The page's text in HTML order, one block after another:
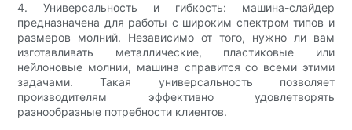
4. Универсальность и гибкость: машина-слайдер
предназначена для работы с широким спектром типов и
размеров молний. Независимо от того, нужно ли вам
изготавливать металлические, пластиковые или
нейлоновые молнии, машина справится со всеми этими
задачами. Такая универсальность позволяет
производителям эффективно удовлетворять
разнообразные потребности клиентов.